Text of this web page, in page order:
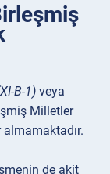
B-1) veya
Milletler
de akit